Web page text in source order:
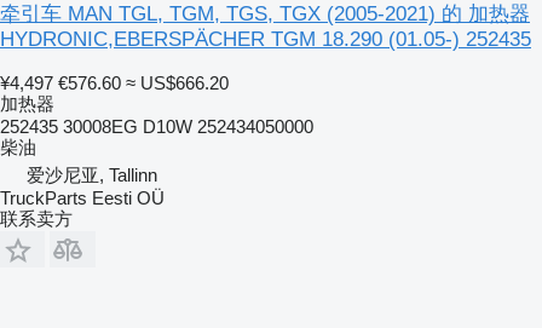
牵引车 MAN TGL, TGM, TGS, TGX (2005-2021) 的 加热器
HYDRONIC,EBERSPÄCHER TGM 18.290 (01.05-) 252435
¥4,497 €576.60 ≈ US$666.20
加热器
252435 30008EG D10W 252434050000
柴油
爱沙尼亚, Tallinn
TruckParts Eesti OÜ
联系卖方